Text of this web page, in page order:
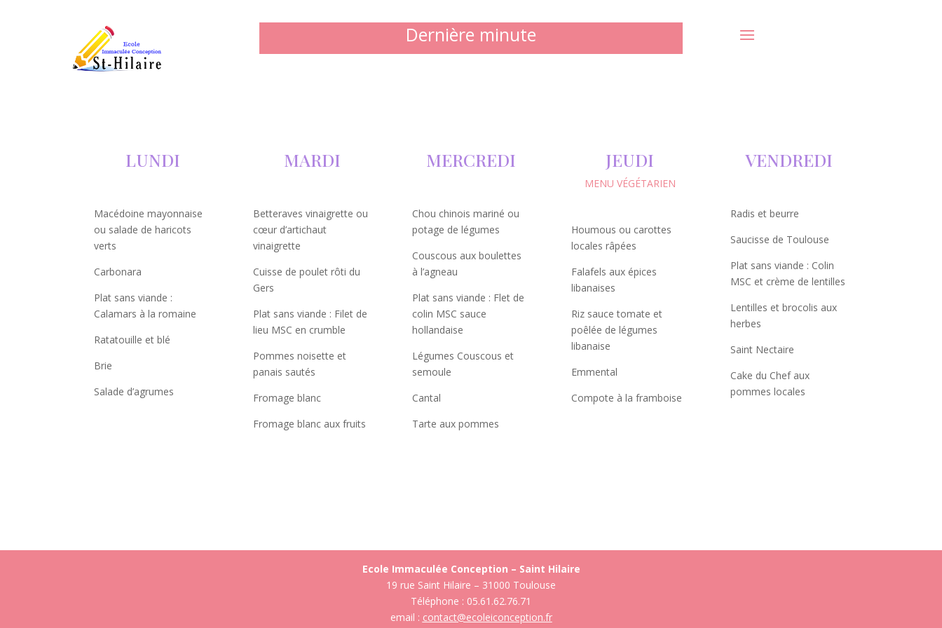
Dernière minute
LUNDI
Macédoine mayonnaise
ou salade de haricots
verts
Carbonara
Plat sans viande :
Calamars à la romaine
Ratatouille et blé
Brie
Salade d’agrumes
MARDI
Betteraves vinaigrette ou
cœur d’artichaut
vinaigrette
Cuisse de poulet rôti du
Gers
Plat sans viande : Filet de
lieu MSC en crumble
Pommes noisette et
panais sautés
Fromage blanc
Fromage blanc aux fruits
MERCREDI
Chou chinois mariné ou
potage de légumes
Couscous aux boulettes
à l’agneau
Plat sans viande : Flet de
colin MSC sauce
hollandaise
Légumes Couscous et
semoule
Cantal
Tarte aux pommes
JEUDI
MENU VÉGÉTARIEN
Houmous ou carottes
locales râpées
Falafels aux épices
libanaises
Riz sauce tomate et
poêlée de légumes
libanaise
Emmental
Compote à la framboise
VENDREDI
Radis et beurre
Saucisse de Toulouse
Plat sans viande : Colin
MSC et crème de lentilles
Lentilles et brocolis aux
herbes
Saint Nectaire
Cake du Chef aux
pommes locales
Ecole Immaculée Conception – Saint Hilaire
19 rue Saint Hilaire – 31000 Toulouse
Téléphone : 05.61.62.76.71
email : contact@ecoleiconception.fr